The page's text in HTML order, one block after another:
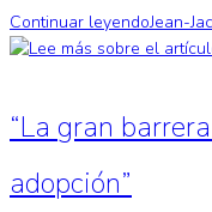
Continuar leyendoJean-
“La gran
adopción”